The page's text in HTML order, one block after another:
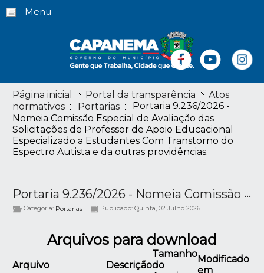
Menu
Página inicial Portal da transparência
Atos
normativos
Portarias
Portaria 9.236/2026 -
Nomeia Comissão Especial de Avaliação das
Solicitações de Professor de Apoio Educacional
Especializado a Estudantes Com Transtorno do
Espectro Autista e da outras providências.
Portaria 9.236/2026 - Nomeia Comissão Especial de Avaliação das Solicitações de Professor de Apoio Educacional Especializado a Estudantes Com Transtorno do Espectro Autista e da outras providências.
Categoria: Portarias Publicado: Quinta, 02 Julho 2026
Arquivos para download
Arquivo Descrição
Tamanho
do
Modificado
em